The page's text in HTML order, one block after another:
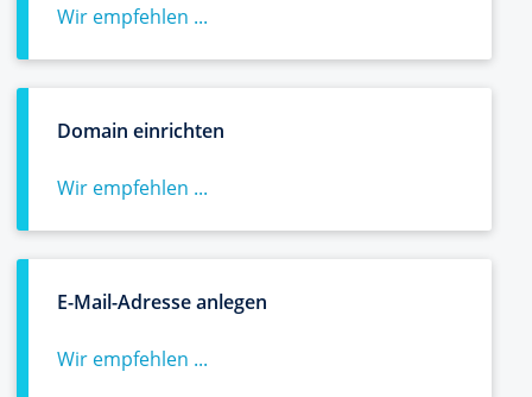
Wir empfehlen ...
Domain einrichten
Wir empfehlen ...
E-Mail-Adresse anlegen
Wir empfehlen ...